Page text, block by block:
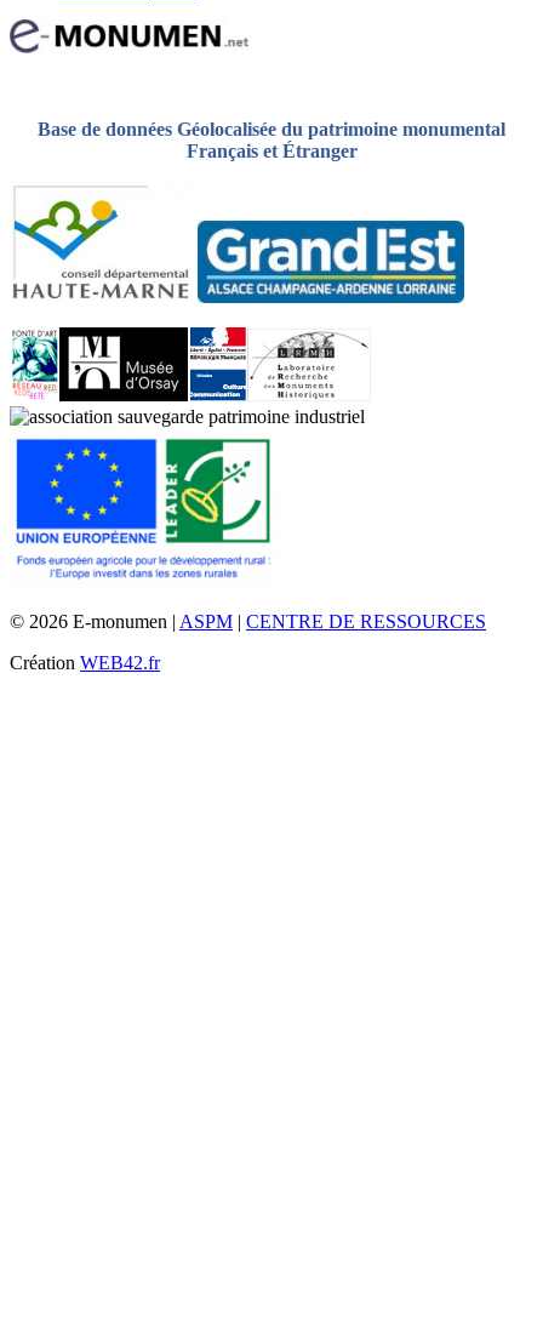
Base de données Géolocalisée du patrimoine monumental
Français et Étranger
© 2026 E-monumen | ASPM | CENTRE DE RESSOURCES
Création WEB42.fr